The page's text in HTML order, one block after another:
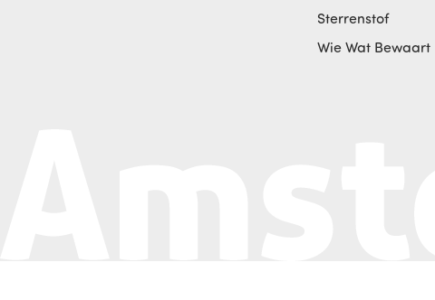
Sterrenstof
Wie Wat Bewaart